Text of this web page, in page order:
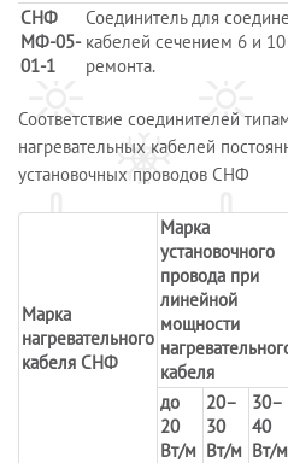
СНФ
МФ-05-
01-1
Соединитель для
кабелей сечением 6 и
ремонта.
Соответствие соединителей
нагревательных кабелей
установочных проводов СНФ
Марка
нагревательного
кабеля СНФ
Марка
установочного
провода при
линейной
мощности
кабеля
до
20
Вт/м
20–
30
Вт/м
30–
40
Вт/м